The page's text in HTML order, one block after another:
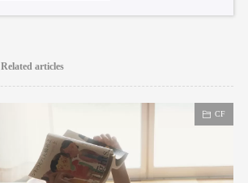
Related articles
CF